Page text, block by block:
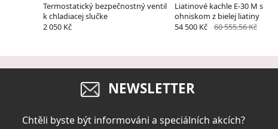
Termostatický bezpečnostný ventil
k chladiacej slučke
2 050 Kč
Liatinové kachle E-30 M s
ohniskom z bielej liatiny
54 500 Kč 60 555.56 Kč
NEWSLETTER
Chtěli byste být informováni a speciálních akcích?